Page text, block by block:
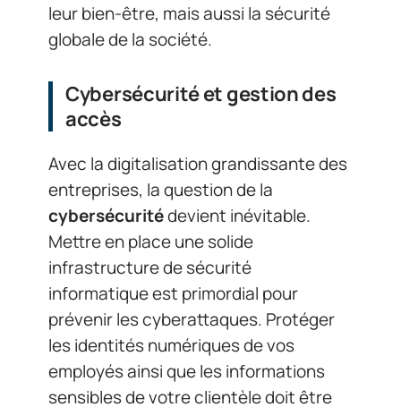
leur bien-être, mais aussi la sécurité
globale de la société.
Cybersécurité et gestion des
accès
Avec la digitalisation grandissante des
entreprises, la question de la
cybersécuritédevient inévitable.
Mettre en place une solide
infrastructure de sécurité
informatique est primordial pour
prévenir les cyberattaques. Protéger
les identités numériques de vos
employés ainsi que les informations
sensibles de votre clientèle doit être